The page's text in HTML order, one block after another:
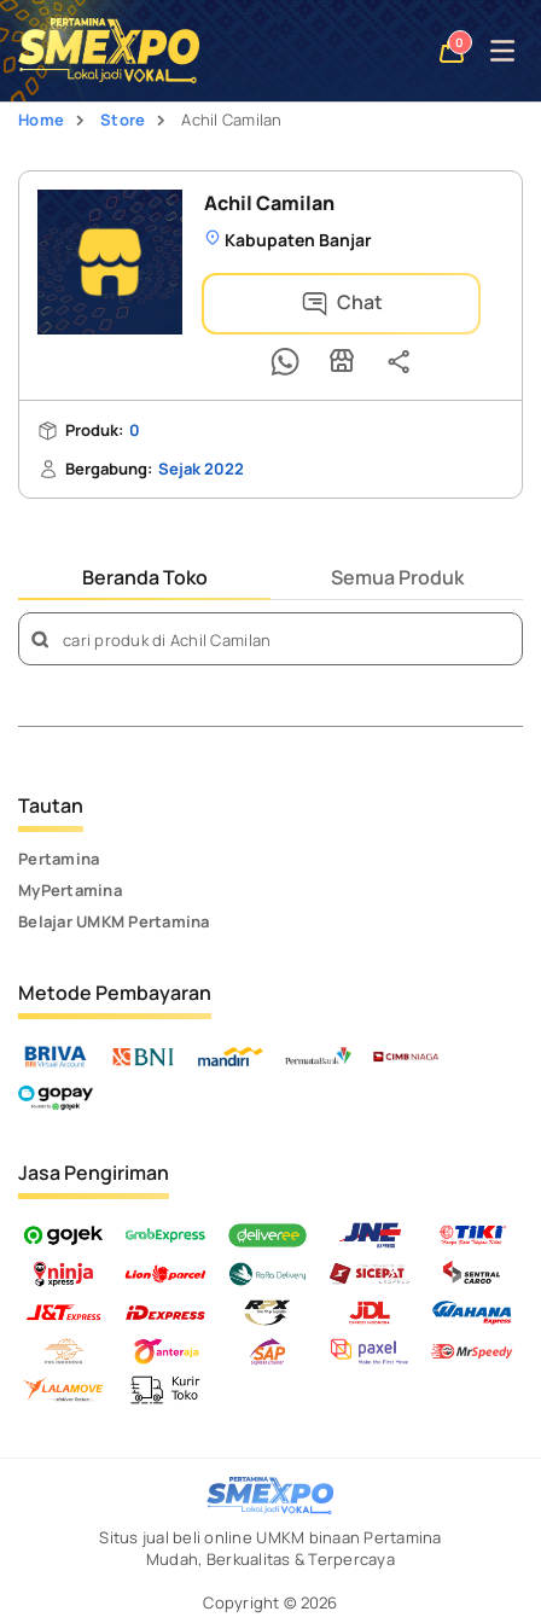
0
Open
Home Store Achil Camilan
Achil Camilan
Kabupaten Banjar
Chat
Produk: 0
Bergabung: Sejak 2022
Beranda Toko Semua Produk
Tautan
Pertamina
MyPertamina
Belajar UMKM Pertamina
Metode Pembayaran
Jasa Pengiriman
Situs jual beli online UMKM binaan Pertamina
Mudah, Berkualitas & Terpercaya
Copyright © 2026